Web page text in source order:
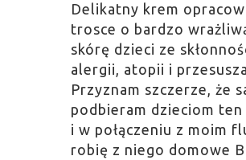
Delikatny krem
trosce o bardzo
skórę dzieci ze
alergii, atopii i
Przyznam szczerze, że
podbieram dzieciom ten
i w połączeniu z moim
robię z niego domowe